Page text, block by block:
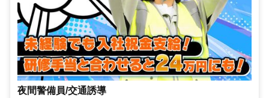
夜間警備員/交通誘導